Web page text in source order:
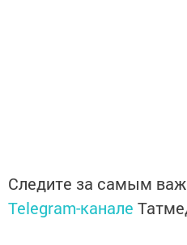
Следите за самым
Telegram-канале